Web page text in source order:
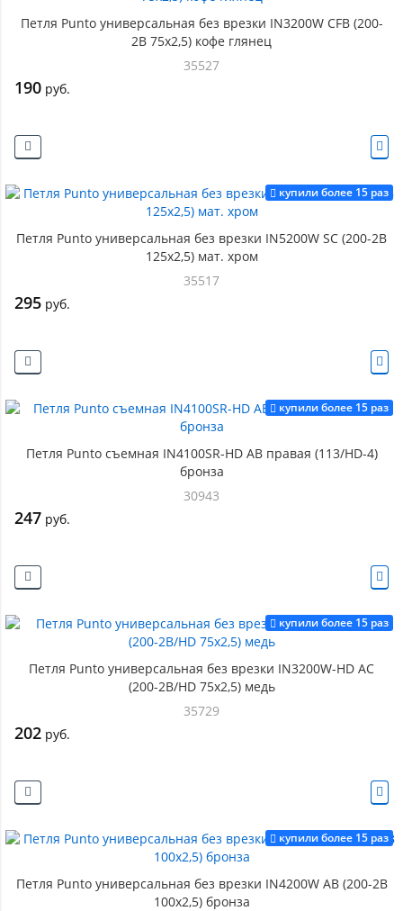
Петля Punto универсальная без врезки IN3200W CFB (200-
2B 75x2,5) кофе глянец
35527
190 руб.
купили более 15 раз
Петля Punto универсальная без врезки IN5200W SC (200-2B
125x2,5) мат. хром
35517
295 руб.
купили более 15 раз
Петля Punto съемная IN4100SR-HD AB правая (113/HD-4)
бронза
30943
247 руб.
купили более 15 раз
Петля Punto универсальная без врезки IN3200W-HD AC
(200-2B/HD 75x2,5) медь
35729
202 руб.
купили более 15 раз
Петля Punto универсальная без врезки IN4200W AB (200-2B
100x2,5) бронза